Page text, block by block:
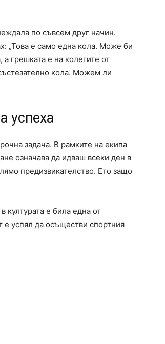
по съвсем друг начин.
„Това е само една кола. Може би
грешката е на колегите от
кола. Можем ли
успеха
задача. В рамките на екипа
означава да идваш всеки ден в
предизвикателство. Ето защо
културата е била една от
е успял да осъществи спортния